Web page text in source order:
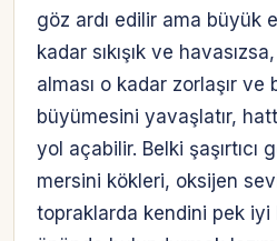
göz ardı edilir ama büyük
kadar sıkışık ve
alması o kadar zorlaşır ve
büyümesini yavaşlatır,
yol açabilir. Belki şaşırtıcı
mersini kökleri, oksijen
topraklarda kendini pek iyi